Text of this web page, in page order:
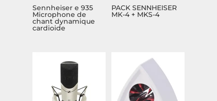
Sennheiser e 935
Microphone de
chant dynamique
cardioide
PACK SENNHEISER
MK-4 + MKS-4